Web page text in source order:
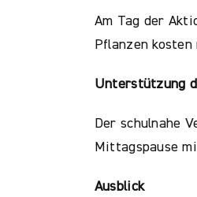
Am Tag der
Pflanzen
Unterstützung
Der schulnahe
Mittagspause
Ausblick